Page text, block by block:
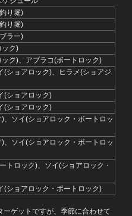
り堀)
り堀)
ラー)
ック)
ク)、アブラコ(ボートロック)
(ショアロック)、ヒラメ(ショアジ
(ショアロック)
(ショアロック)
、ソイ(ショアロック・ボートロッ
、ソイ(ショアロック・ボートロッ
トロック)、ソイ(ショアロック・
(ショアロック・ボートロック)
ゲットですが、季節に合わせて